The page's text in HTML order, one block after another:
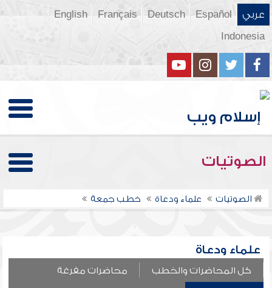
عربي Español
Deutsch
Français
English
Indonesia
الصوتيات
الصوتيات علماء ودعاة خطب جمعة
علماء ودعاة
كل المحاضرات والخطب محاضرات مفرغة